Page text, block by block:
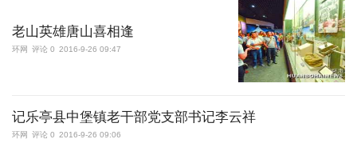
访问电脑版
老山英雄唐山喜相逢
环网 评论 0 2016-9-26 09:47
记乐亭县中堡镇老干部党支部书记李云祥
环网 评论 0 2016-9-26 09:06